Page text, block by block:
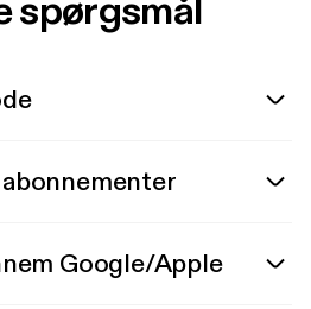
spørgsmål
Google/Apple